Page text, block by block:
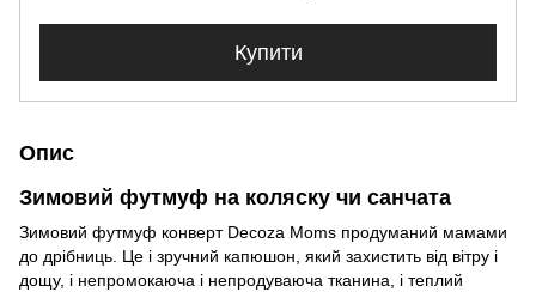
Купити
Опис
Зимовий футмуф на коляску чи санчата
Зимовий футмуф конверт Decoza Moms продуманий мамами
до дрібниць. Це і зручний капюшон, який захистить від вітру і
дощу, і непромокаюча і непродуваюча тканина, і теплий